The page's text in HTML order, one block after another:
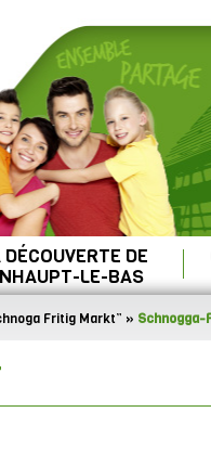
DE
LE-BAS
Fritig Markt” »